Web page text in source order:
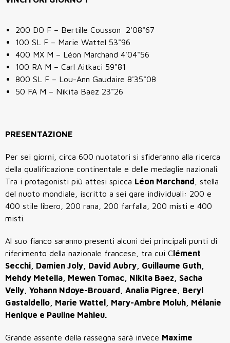
200 DO F – Bertille Cousson 2'08"67
100 SL F – Marie Wattel 53"96
400 MX M – Léon Marchand 4'04"56
100 RA M – Carl Aitkaci 59"81
800 SL F – Lou-Ann Gaudaire 8'35"08
50 FA M – Nikita Baez 23"26
PRESENTAZIONE
Per sei giorni, circa 600 nuotatori si sfideranno alla ricerca
della qualificazione continentale e delle medaglie nazionali.
Tra i protagonisti più attesi spicca Léon Marchand , stella
del nuoto mondiale, iscritto a sei gare individuali: 200 e
400 stile libero, 200 rana, 200 farfalla, 200 misti e 400
misti.
Al suo fianco saranno presenti alcuni dei principali punti di
riferimento della nazionale francese, tra cui Clément
Secchi, Damien Joly, David Aubry, Guillaume Guth,
Mehdy Metella, Mewen Tomac, Nikita Baez, Sacha
Velly, Yohann Ndoye-Brouard, Analia Pigree, Beryl
Gastaldello, Marie Wattel, Mary-Ambre Moluh, Mélanie
Henique e Pauline Mahieu.
Grande assente della rassegna sarà invece Maxime